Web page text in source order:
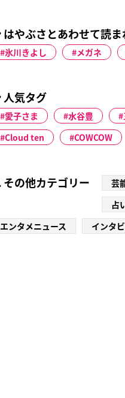
はやぶさとあわせて読
氷川きよし メガネ
人気タグ
愛子さま 水谷豊
Cloud ten
COWCOW
その他カテゴリー 芸
占
エンタメニュース
インタ